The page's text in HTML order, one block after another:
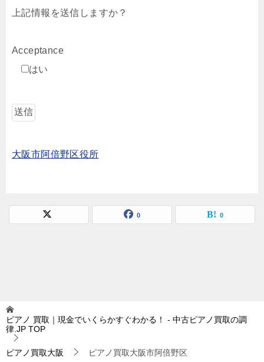
上記情報を送信しますか？
Acceptance
はい
大阪市阿倍野区役所
0 0
ピアノ 買取｜現金でいくらかすぐわかる！ - 中古ピアノ買取の調
律.JP TOP
ピアノ買取大阪 ピアノ買取大阪市阿倍野区